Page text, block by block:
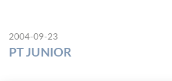
2004-09-23
PT JUNIOR